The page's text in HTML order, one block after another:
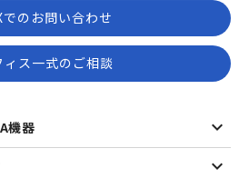
でのお問い合わせ
ィス一式のご相談
機器